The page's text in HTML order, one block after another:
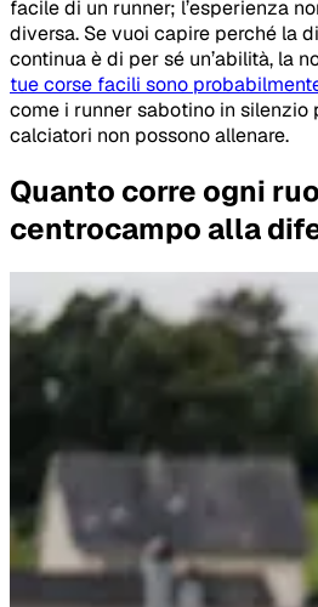
facile di un runner; l’esperienza
diversa. Se vuoi capire perché la
continua è di per sé un’abilità, la
tue corse facili sono
come i runner sabotino in silenzio
calciatori non possono allenare.
Quanto corre ogni
centrocampo alla